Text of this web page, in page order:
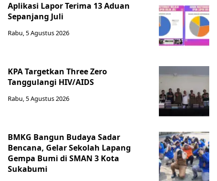
Aplikasi Lapor Terima 13 Aduan
Sepanjang Juli
Rabu, 5 Agustus 2026
KPA Targetkan Three Zero
Tanggulangi HIV/AIDS
Rabu, 5 Agustus 2026
BMKG Bangun Budaya Sadar
Bencana, Gelar Sekolah Lapang
Gempa Bumi di SMAN 3 Kota
Sukabumi